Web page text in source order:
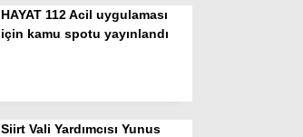
HAYAT 112 Acil uygulaması
için kamu spotu yayınlandı
Siirt Vali Yardımcısı Yunus